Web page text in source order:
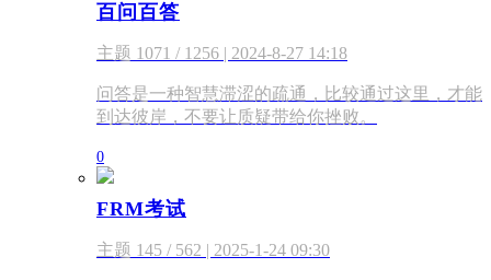
百问百答
主题 1071 / 1256 | 2024-8-27 14:18
问答是一种智慧滞涩的疏通，比较通过这里，才能
到达彼岸，不要让质疑带给你挫败。
0
FRM考试
主题 145 / 562 | 2025-1-24 09:30